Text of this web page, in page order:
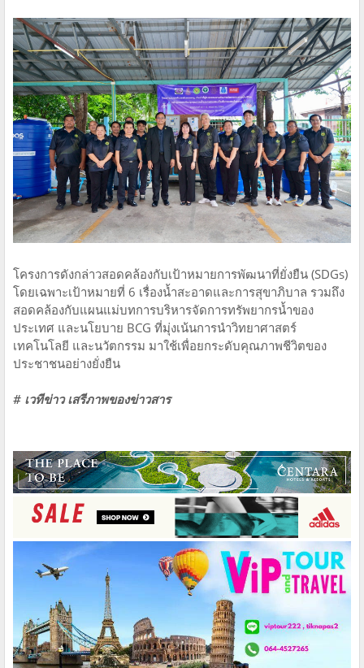
โครงการดังกล่าวสอดคล้องกับเป้าหมายการพัฒนาที่ยั่งยืน (SDGs)
โดยเฉพาะเป้าหมายที่ 6 เรื่องน้ำสะอาดและการสุขาภิบาล รวมถึง
สอดคล้องกับแผนแม่บทการบริหารจัดการทรัพยากรน้ำของ
ประเทศ และนโยบาย BCG ที่มุ่งเน้นการนำวิทยาศาสตร์
เทคโนโลยี และนวัตกรรม มาใช้เพื่อยกระดับคุณภาพชีวิตของ
ประชาชนอย่างยั่งยืน
# เวทีข่าว เสรีภาพของข่าวสาร